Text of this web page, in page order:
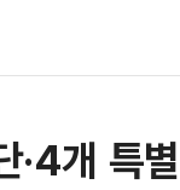
·4개 특